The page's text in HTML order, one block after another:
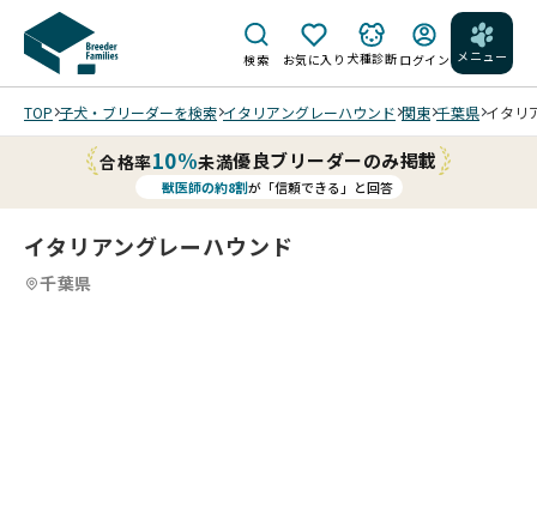
検索 お気に入り 犬種診断 ログイン メニュー
TOP 子犬・ブリーダーを検索 イタリアングレーハウンド 関東 千葉県 イタリ
合格率10%未満優良ブリーダーのみ掲載
獣医師の約8割が「信頼できる」と回答
イタリアングレーハウンド
千葉県